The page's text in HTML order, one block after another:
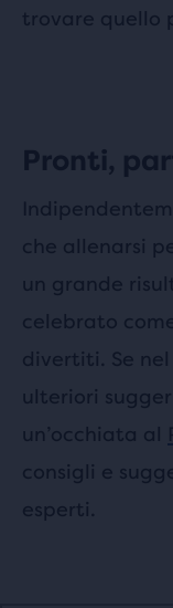
trovare quello
Pronti,
che allenarsi
un grande
celebrato
divertiti. Se
ulteriori
un’occhiata al
consigli e
esperti.